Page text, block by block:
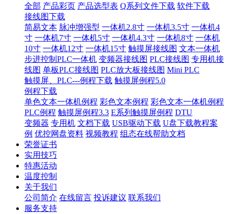
全部 产品彩页 产品选型表 Q系列文件下载 软件下载
接线图下载
简易文本 脉冲增强型 一体机2.8寸 一体机3.5寸 一体机4
寸 一体机7寸 一体机5寸 一体机4.3寸 一体机8寸 一体机
10寸 一体机12寸 一体机15寸 触摸屏接线图 文本一体机
步进控制PLC一体机 变频器接线图 PLC接线图 专用机接
线图 单板PLC接线图 PLC放大板接线图 Mini PLC
触摸屏、PLC---例程下载 触摸屏例程5.0
例程下载
单色文本一体机例程 彩色文本例程 彩色文本一体机例程
PLC例程 触摸屏例程3.3 E系列触摸屏例程 DTU
变频器 专用机 文档下载 USB驱动下载 U盘下载教程案
例 优控网盘资料 视频教程 组态在线帮助文档
荣誉证书
实用技巧
特惠活动
温度控制
关于我们
公司简介 在线留言 投诉建议 联系我们
服务支持